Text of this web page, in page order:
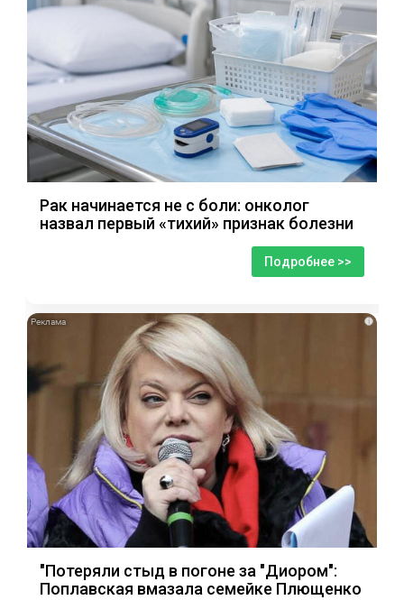
Рак начинается не с боли: онколог
назвал первый «тихий» признак болезни
Подробнее >>
i
"Потеряли стыд в погоне за "Диором":
Поплавская вмазала семейке Плющенко